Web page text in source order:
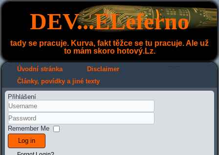
DEV...ELeferno
tady se pracuje. Kurva, fakt těžce se tu pracuje. Ale už
to mám skoro hotový.Lz.
Úvodní stránka Disclaimer
Články, povídky a jiné texty
Přihlášení
Remember Me
Log in